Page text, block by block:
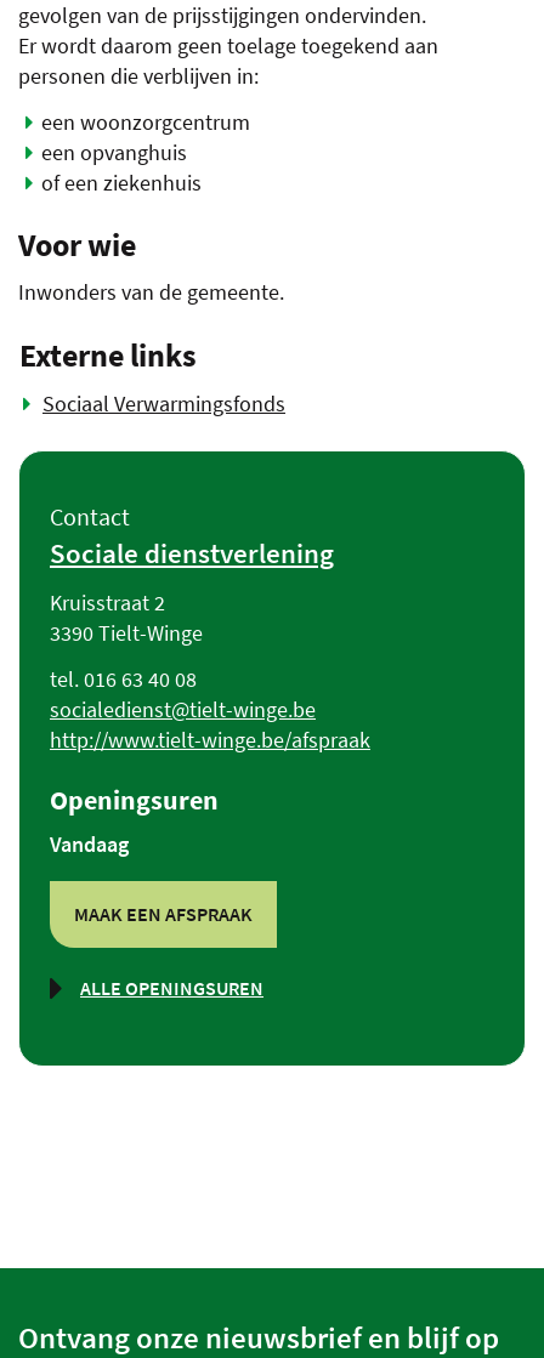
gevolgen van de prijsstijgingen ondervinden.
Er wordt daarom geen toelage toegekend aan
personen die verblijven in:
een woonzorgcentrum
een opvanghuis
of een ziekenhuis
Voor wie
Inwonders van de gemeente.
Externe links
Sociaal Verwarmingsfonds
Contact
Contact
Sociale dienstverlening
Adres
Kruisstraat 2
,3390Tielt-Winge
Tel. 016 63 40 08
E-
mail
socialedienst@tielt-winge.be
Website
http://www.tielt-winge.be/afspraak
Openingsuren
Vandaag
MAAK EEN AFSPRAAK
ALLE OPENINGSUREN
Ontvang onze nieuwsbrief en blijf op